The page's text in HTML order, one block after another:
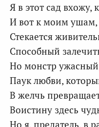
Я в этот сад вхожу,
И вот к моим ушам,
Стекается
Способный
Но монстр
Паук любви,
В желчь
Воистину здесь
Но я, предатель, в